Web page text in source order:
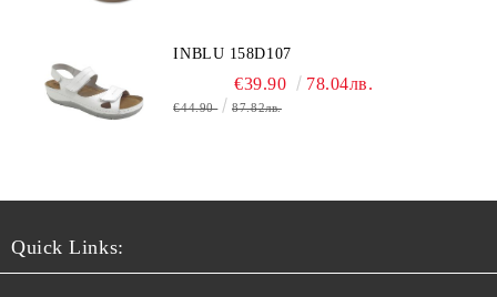
INBLU 158D107
€39.90 78.04лв.
€44.90 87.82лв.
Quick Links: